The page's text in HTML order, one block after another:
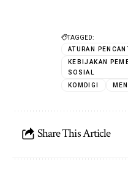
TAGGED:
ATURAN
KEBIJAKAN
SOSIAL
KOMDIGI
Share This Article